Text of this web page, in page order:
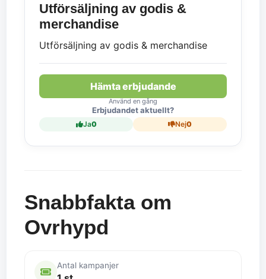
Utförsäljning av godis &
merchandise
Utförsäljning av godis & merchandise
Hämta erbjudande
Använd en gång
Erbjudandet aktuellt?
Ja0 Nej0
Snabbfakta om
Ovrhypd
Antal kampanjer